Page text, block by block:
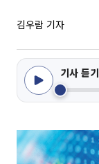
김우람 기자
기사 듣기